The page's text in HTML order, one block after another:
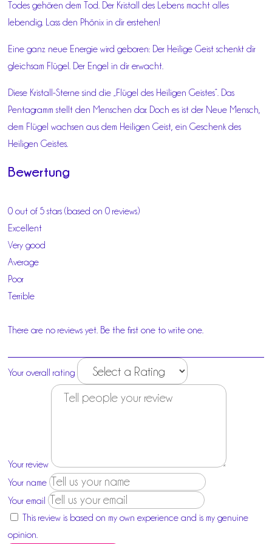
Todes gehören dem Tod. Der Kristall des Lebens macht alles
lebendig. Lass den Phönix in dir erstehen!
Eine ganz neue Energie wird geboren: Der Heilige Geist schenkt dir
gleichsam Flügel. Der Engel in dir erwacht.
Diese Kristall-Sterne sind die „Flügel des Heiligen Geistes“. Das
Pentagramm stellt den Menschen dar. Doch es ist der Neue Mensch,
dem Flügel wachsen aus dem Heiligen Geist, ein Geschenk des
Heiligen Geistes.
Bewertung
0 out of 5 stars (based on 0 reviews)
Excellent
Very good
Average
Poor
Terrible
There are no reviews yet. Be the first one to write one.
Your overall rating
Your review
Your name
Your email
This review is based on my own experience and is my genuine
opinion.